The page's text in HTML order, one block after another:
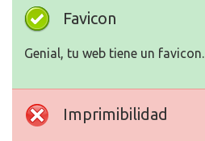
Favicon
Genial, tu web tiene un favicon.
Imprimibilidad